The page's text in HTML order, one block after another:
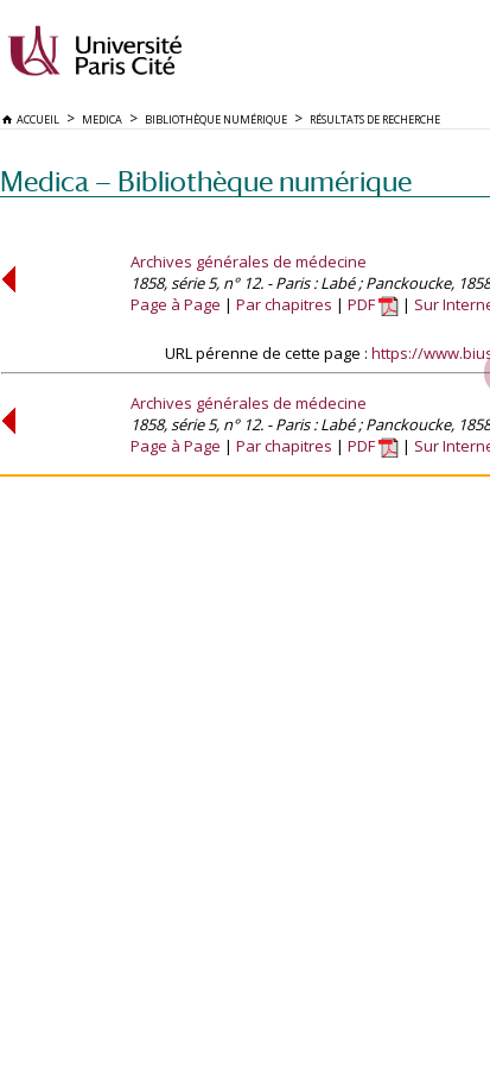
ACCUEIL MEDICA BIBLIOTHÈQUE NUMÉRIQUE RÉSULTATS DE RECHERCHE
Medica — Bibliothèque numérique
Archives générales de médecine
1858, série 5, n° 12. - Paris : Labé ; Panckoucke,
Page à Page
Par chapitres PDF Sur
URL pérenne de cette page : https://
Archives générales de médecine
1858, série 5, n° 12. - Paris : Labé ; Panckoucke,
Page à Page
Par chapitres PDF Sur